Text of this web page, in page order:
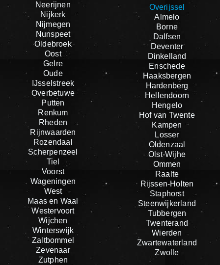
Neerijnen
Nijkerk
Nijmegen
Nunspeet
Oldebroek
Oost
Gelre
Oude
IJsselstreek
Overbetuwe
Putten
Renkum
Rheden
Rijnwaarden
Rozendaal
Scherpenzeel
Tiel
Voorst
Wageningen
West
Maas en Waal
Westervoort
Wijchen
Winterswijk
Zaltbommel
Zevenaar
Zutphen
Overijssel
Almelo
Borne
Dalfsen
Deventer
Dinkelland
Enschede
Haaksbergen
Hardenberg
Hellendoorn
Hengelo
Hof van Twente
Kampen
Losser
Oldenzaal
Olst-Wijhe
Ommen
Raalte
Rijssen-Holten
Staphorst
Steenwijkerland
Tubbergen
Twenterand
Wierden
Zwartewaterland
Zwolle